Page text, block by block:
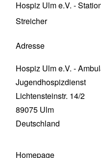
Hospiz Ulm e.V. -
Streicher
Adresse
Hospiz Ulm e.V. -
Jugendhospizdienst
Lichtensteinstr. 14/2
89075 Ulm
Deutschland
Homepage